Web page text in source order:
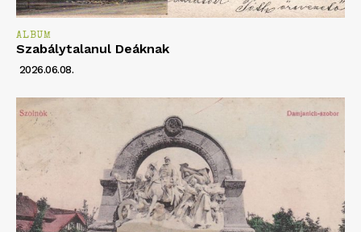
ALBUM
Szabálytalanul Deáknak
2026.06.08.